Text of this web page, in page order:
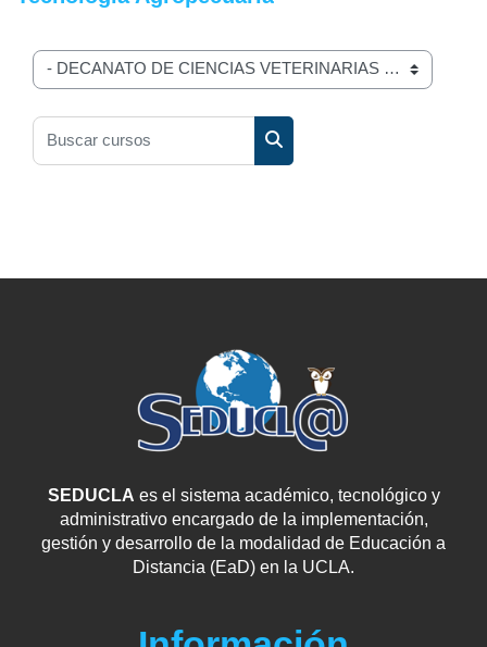
Categorías
Buscar cursos
Buscar cursos
SEDUCLA es el sistema académico, tecnológico y
administrativo encargado de la implementación,
gestión y desarrollo de la modalidad de Educación a
Distancia (EaD) en la UCLA.